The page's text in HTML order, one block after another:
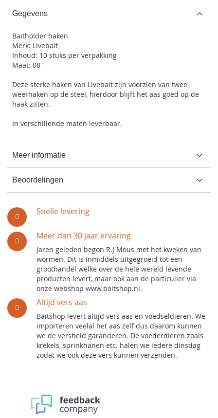
Snelle levering
Meer dan 30 jaar ervaring
Jaren geleden begon R.J Mous met het kweken van
wormen. Dit is inmiddels uitgegroeid tot een
groothandel welke over de hele wereld levende
producten levert, maar ook aan de particulier via
onze webshop www.baitshop.nl.
Altijd vers aas
Baitshop levert altijd vers aas en voedseldieren. We
importeren veelal het aas zelf dus daarom kunnen
we de versheid garanderen. De voederdieren zoals
krekels, sprinkhanen etc. halen we iedere dinsdag
zodat we ook deze vers kunnen verzenden.
Gegevens
Baitholder haken
Merk: Livebait
Inhoud: 10 stuks per verpakking
Maat: 08
Deze sterke haken van Livebait zijn voorzien van twee
weerhaken op de steel, hierdoor blijft het aas goed op de
haak zitten.
In verschillende maten leverbaar.
Meer informatie
Beoordelingen